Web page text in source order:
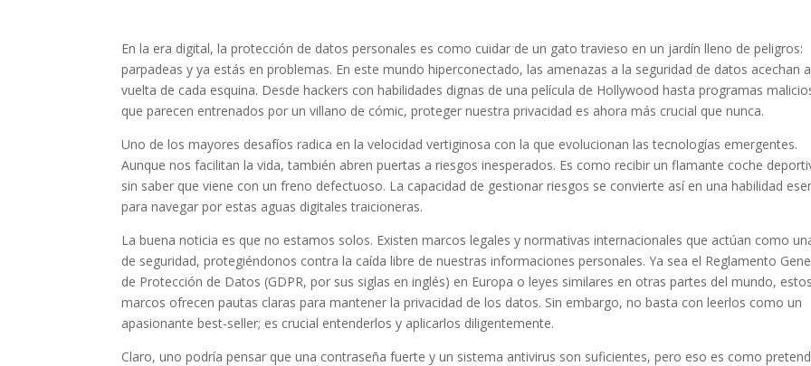
En la era digital, la protección de datos personales es como cuidar de un gato travieso en un jardín lleno de peligros:
parpadeas y ya estás en problemas. En este mundo hiperconectado, las amenazas a la seguridad de datos acechan
vuelta de cada esquina. Desde hackers con habilidades dignas de una película de Hollywood hasta programas
que parecen entrenados por un villano de cómic, proteger nuestra privacidad es ahora más crucial que nunca.
Uno de los mayores desafíos radica en la velocidad vertiginosa con la que evolucionan las tecnologías emergentes.
Aunque nos facilitan la vida, también abren puertas a riesgos inesperados. Es como recibir un flamante coche
sin saber que viene con un freno defectuoso. La capacidad de gestionar riesgos se convierte así en una habilidad
para navegar por estas aguas digitales traicioneras.
La buena noticia es que no estamos solos. Existen marcos legales y normativas internacionales que actúan como
de seguridad, protegiéndonos contra la caída libre de nuestras informaciones personales. Ya sea el Reglamento
de Protección de Datos (GDPR, por sus siglas en inglés) en Europa o leyes similares en otras partes del mundo, estos
marcos ofrecen pautas claras para mantener la privacidad de los datos. Sin embargo, no basta con leerlos como un
apasionante best-seller; es crucial entenderlos y aplicarlos diligentemente.
Claro, uno podría pensar que una contraseña fuerte y un sistema antivirus son suficientes, pero eso es como